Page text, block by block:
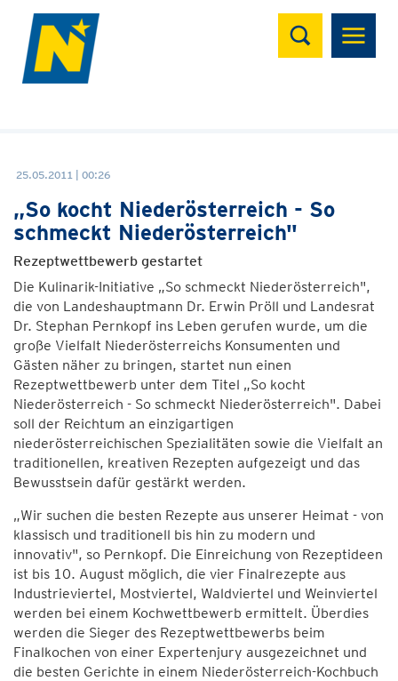
Suchen
25.05.2011 | 00:26
„So kocht Niederösterreich - So
schmeckt Niederösterreich"
Rezeptwettbewerb gestartet
Die Kulinarik-Initiative „So schmeckt Niederösterreich",
die von Landeshauptmann Dr. Erwin Pröll und Landesrat
Dr. Stephan Pernkopf ins Leben gerufen wurde, um die
große Vielfalt Niederösterreichs Konsumenten und
Gästen näher zu bringen, startet nun einen
Rezeptwettbewerb unter dem Titel „So kocht
Niederösterreich - So schmeckt Niederösterreich". Dabei
soll der Reichtum an einzigartigen
niederösterreichischen Spezialitäten sowie die Vielfalt an
traditionellen, kreativen Rezepten aufgezeigt und das
Bewusstsein dafür gestärkt werden.
„Wir suchen die besten Rezepte aus unserer Heimat - von
klassisch und traditionell bis hin zu modern und
innovativ", so Pernkopf. Die Einreichung von Rezeptideen
ist bis 10. August möglich, die vier Finalrezepte aus
Industrieviertel, Mostviertel, Waldviertel und Weinviertel
werden bei einem Kochwettbewerb ermittelt. Überdies
werden die Sieger des Rezeptwettbewerbs beim
Finalkochen von einer Expertenjury ausgezeichnet und
die besten Gerichte in einem Niederösterreich-Kochbuch